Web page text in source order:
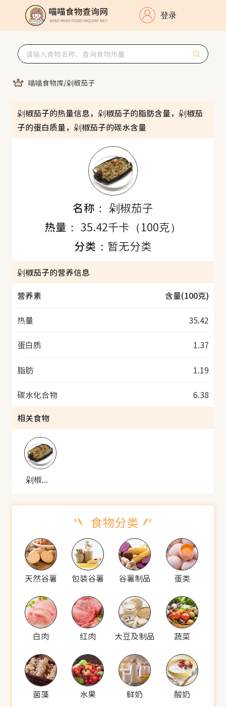
登录
喵喵食物库/剁椒茄子
剁椒茄子的热量信息，剁椒茄子的脂肪含量，剁椒茄
子的蛋白质量，剁椒茄子的碳水含量
名称： 剁椒茄子
热量：35.42千卡（100克）
分类： 暂无分类
剁椒茄子的营养信息
营养素
含量(100克)
热量 35.42
蛋白质 1.37
脂肪 1.19
碳水化合物
6.38
相关食物
剁椒茄子
天然谷薯 包装谷薯 谷薯制品 蛋类
白肉 红肉 大豆及制品 蔬菜
菌藻 水果 鲜奶 酸奶